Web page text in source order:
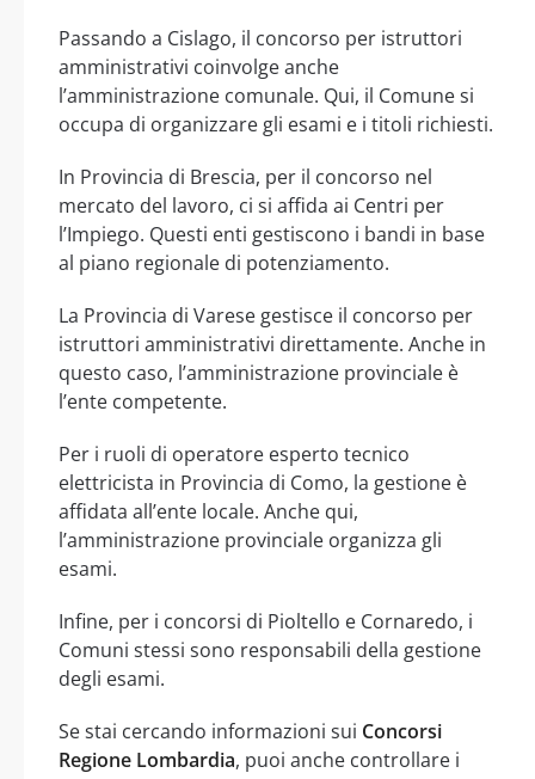
Passando a Cislago, il concorso per istruttori
amministrativi coinvolge anche
l’amministrazione comunale. Qui, il Comune si
occupa di organizzare gli esami e i titoli richiesti.
In Provincia di Brescia, per il concorso nel
mercato del lavoro, ci si affida ai Centri per
l’Impiego. Questi enti gestiscono i bandi in base
al piano regionale di potenziamento.
La Provincia di Varese gestisce il concorso per
istruttori amministrativi direttamente. Anche in
questo caso, l’amministrazione provinciale è
l’ente competente.
Per i ruoli di operatore esperto tecnico
elettricista in Provincia di Como, la gestione è
affidata all’ente locale. Anche qui,
l’amministrazione provinciale organizza gli
esami.
Infine, per i concorsi di Pioltello e Cornaredo, i
Comuni stessi sono responsabili della gestione
degli esami.
Se stai cercando informazioni sui Concorsi
Regione Lombardia, puoi anche controllare i